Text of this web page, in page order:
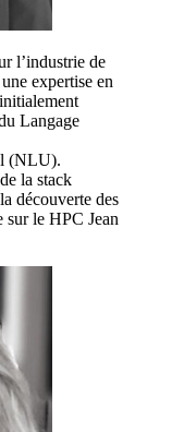
l’industrie de
expertise en
Langage
(NLU).
la stack
découverte des
le HPC Jean